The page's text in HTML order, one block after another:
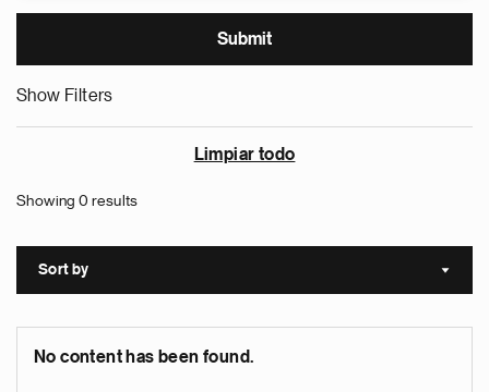
Show Filters
Limpiar todo
Showing 0 results
Sort by Sort
No content has been found.